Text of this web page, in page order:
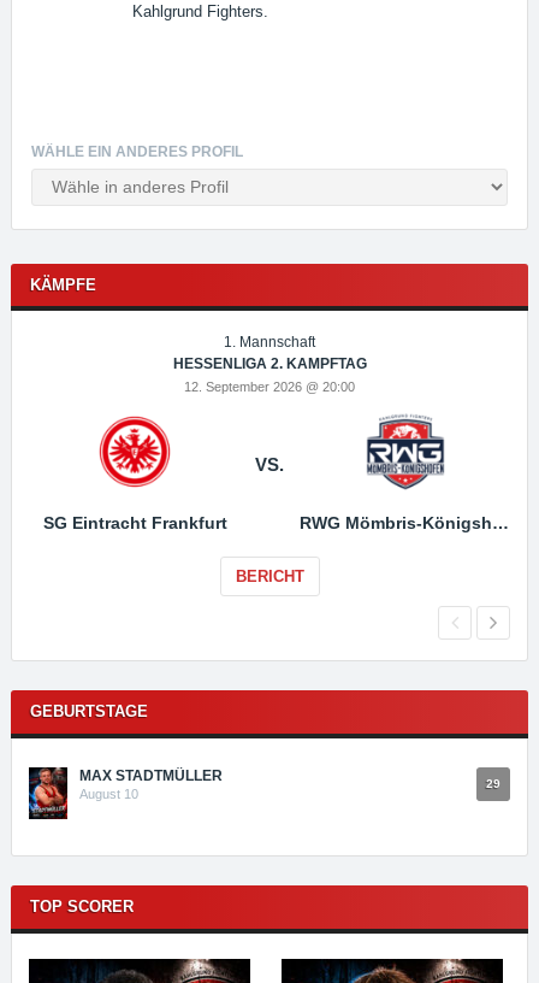
Kahlgrund Fighters.
WÄHLE EIN ANDERES PROFIL
KÄMPFE
1. Mannschaft
HESSENLIGA 2. KAMPFTAG
12. September 2026 @ 20:00
SG Eintracht Frankfurt
VS.
RWG Mömbris-Königshofen
BERICHT
GEBURTSTAGE
MAX STADTMÜLLER 29
August 10
TOP SCORER